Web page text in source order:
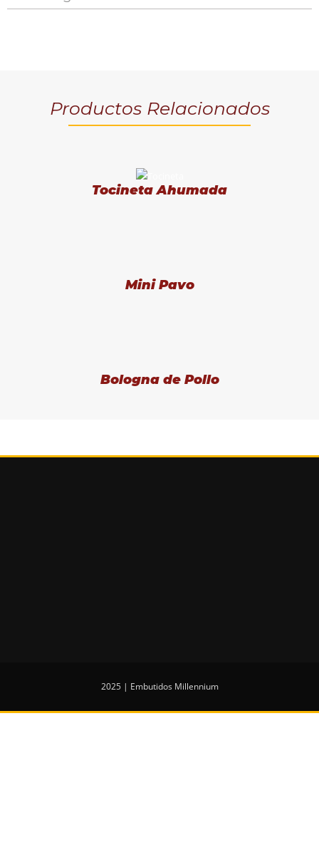
Productos Relacionados
Tocineta Ahumada
Mini Pavo
Bologna de Pollo
2025 | Embutidos Millennium